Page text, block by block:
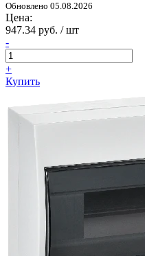
Обновлено 05.08.2026
Цена:
947.34 руб. / шт
-
+
Купить